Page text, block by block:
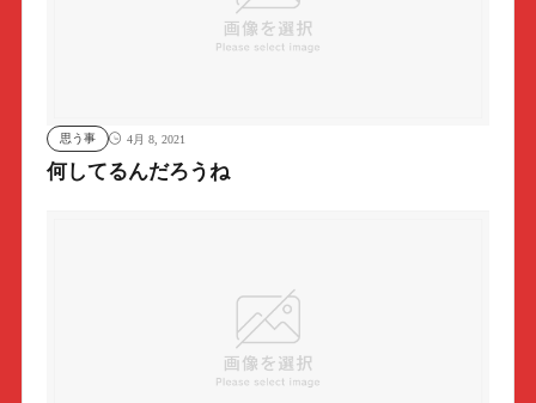
思う事 4月 8, 2021
何してるんだろうね